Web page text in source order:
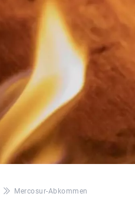
Mercosur-Abkommen